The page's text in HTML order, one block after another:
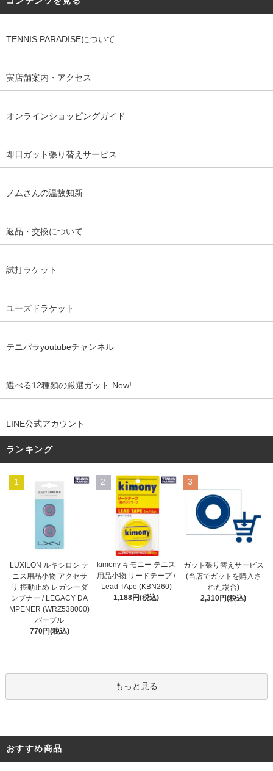
TENNIS PARADISEについて
実店舗案内・アクセス
オンラインショッピングガイド
即日ガット張り替えサービス
ノムさんの温故知新
返品・交換について
試打ラケット
ユーズドラケット
テニパラyoutubeチャンネル
選べる12種類の厳選ガット New!
LINE公式アカウント
ランキング
1
LUXILON ルキシロン テ
ニス用品小物 アクセサ
リ 振動止め レガシーダ
ンプナー / LEGACY DA
MPENER (WRZ538000)
パープル
770円(税込)
2
kimony キモニー テニス
用品小物 リードテープ /
Lead TApe (KBN260)
1,188円(税込)
3
ガット張り替えサービス
(当店でガットを購入さ
れた場合)
2,310円(税込)
もっと見る
おすすめ商品